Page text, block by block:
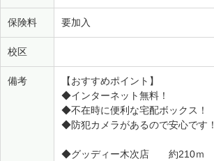
保険料 要加入
校区
備考
【おすすめポイント】
◆インターネット無料！
◆不在時に便利な宅配ボックス！
◆防犯カメラがあるので安心です！
◆グッディー木次店 約210ｍ